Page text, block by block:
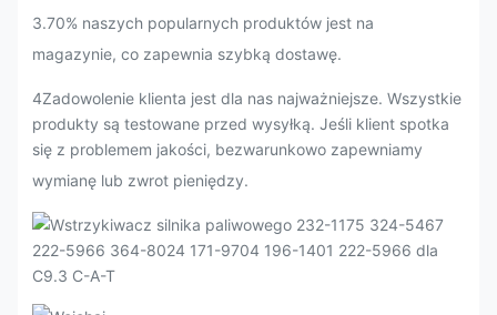
3.70% naszych popularnych produktów jest na
magazynie, co zapewnia szybką dostawę.
4Zadowolenie klienta jest dla nas najważniejsze. Wszystkie
produkty są testowane przed wysyłką. Jeśli klient spotka
się z problemem jakości, bezwarunkowo zapewniamy
wymianę lub zwrot pieniędzy.